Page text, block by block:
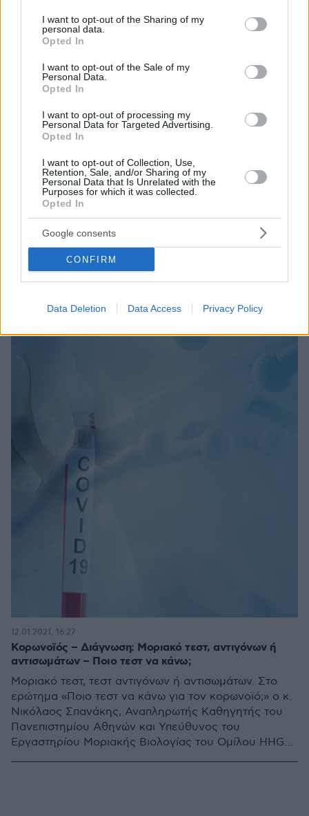
not limited to your visit or usage behaviour. You may click to
grant or deny consent to Google and its third-party tags to
use your data for below specified purposes in below Google
consent section.
I want to opt-out of the Sharing of my
personal data.
Opted In
I want to opt-out of the Sale of my
Personal Data.
Opted In
I want to opt-out of processing my
Personal Data for Targeted Advertising.
Opted In
I want to opt-out of Collection, Use,
Retention, Sale, and/or Sharing of my
Personal Data that Is Unrelated with the
Purposes for which it was collected.
Opted In
Google consents
CONFIRM
Data Deletion Data Access Privacy Policy
Κορωνοϊός: Η μέθοδος που καθιστά πιο
αποτελεσματικά τα τεστ σάλιου
Ένα επιπλέον στάδιο στην επεξεργασία δειγμάτων σε
τεστ σάλιου πριν από τον μοριακό έλεγχο για
κορωνοϊό συστήνει το νέο εργαστηριακό πρωτόκολλο
Αμερικανών ερευνητών, το οποίο μπορεί να βελτιώσει
διαδικασία testing
16.06.2021, 17:12
Κορωνοϊός – Διάγνωση: Μοριακό τεστ, αντιγόνων ή
αντισωμάτων – Ποιο τεστ να κάνω;
Μοριακό τεστ, τεστ αντιγόνων ή αντισωμάτων. Στο
ερώτημα «Ποιο τεστ να κάνω για τον κορωνοϊό;» ο κ.
Νικόλαος Σπανάκης, Αναπληρωτής Καθηγητής του
Πανεπιστημίου Αθηνών και Υπεύθυνος του
Εργαστηρίου Μοριακής Βιολογίας του Ομίλου HHG
12.01.2021, 16:27